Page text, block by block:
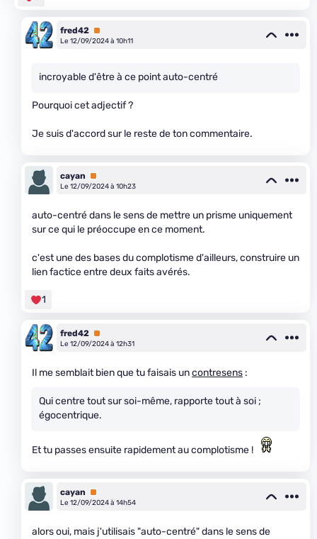
fred42 Premium
Le 12/09/2024 à 10h11
incroyable d'être à ce point auto-centré
Pourquoi cet adjectif ?
Je suis d'accord sur le reste de ton commentaire.
cayan
Premium
Le 12/09/2024 à 10h23
auto-centré dans le sens de mettre un prisme uniquement
sur ce qui le préoccupe en ce moment.
c'est une des bases du complotisme d'ailleurs, construire un
lien factice entre deux faits avérés.
1
fred42 Premium
Le 12/09/2024 à 12h31
Il me semblait bien que tu faisais uncontresens :
Qui centre tout sur soi-même, rapporte tout à soi ;
égocentrique.
Et tu passes ensuite rapidement au complotisme !
cayan
Premium
Le 12/09/2024 à 14h54
alors oui, mais j'utilisais "auto-centré" dans le sens de